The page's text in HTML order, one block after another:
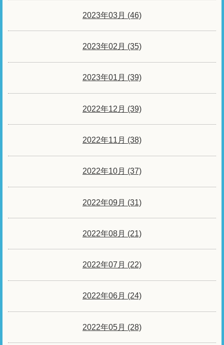
2023年03月 (46)
2023年02月 (35)
2023年01月 (39)
2022年12月 (39)
2022年11月 (38)
2022年10月 (37)
2022年09月 (31)
2022年08月 (21)
2022年07月 (22)
2022年06月 (24)
2022年05月 (28)